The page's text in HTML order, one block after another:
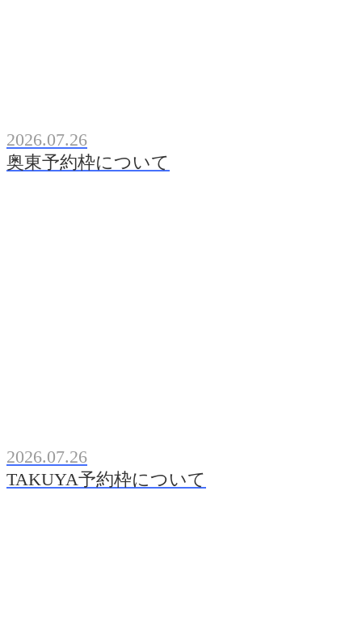
2026.07.26
奥東予約枠について
2026.07.26
TAKUYA予約枠について